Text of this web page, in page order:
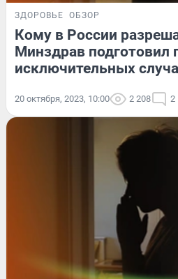
ЗДОРОВЬЕ ОБЗОР
Кому в России
Минздрав подготовил
исключительных
20 октября, 2023, 10:00 2 208 2